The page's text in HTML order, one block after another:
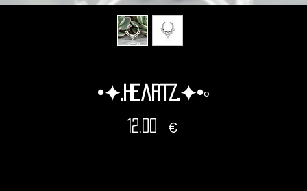
•✦.Heartz.✦•◦
12,00 €Prix